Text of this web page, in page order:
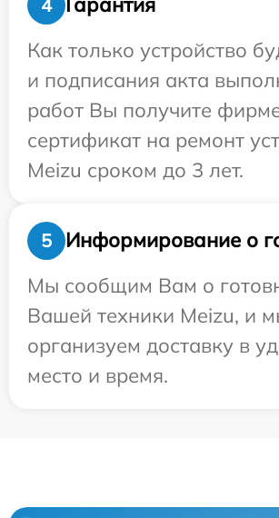
4
Как только устройство
и подписания акта
работ Вы получите
сертификат на ремонт
Meizu сроком до 3 лет.
5
Информирование о
Мы сообщим Вам о
Вашей техники Meizu, и
организуем доставку в
место и время.